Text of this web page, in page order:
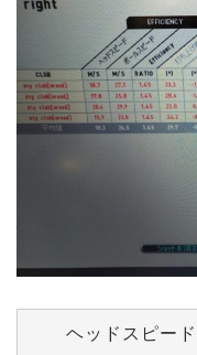
ヘッドスピード